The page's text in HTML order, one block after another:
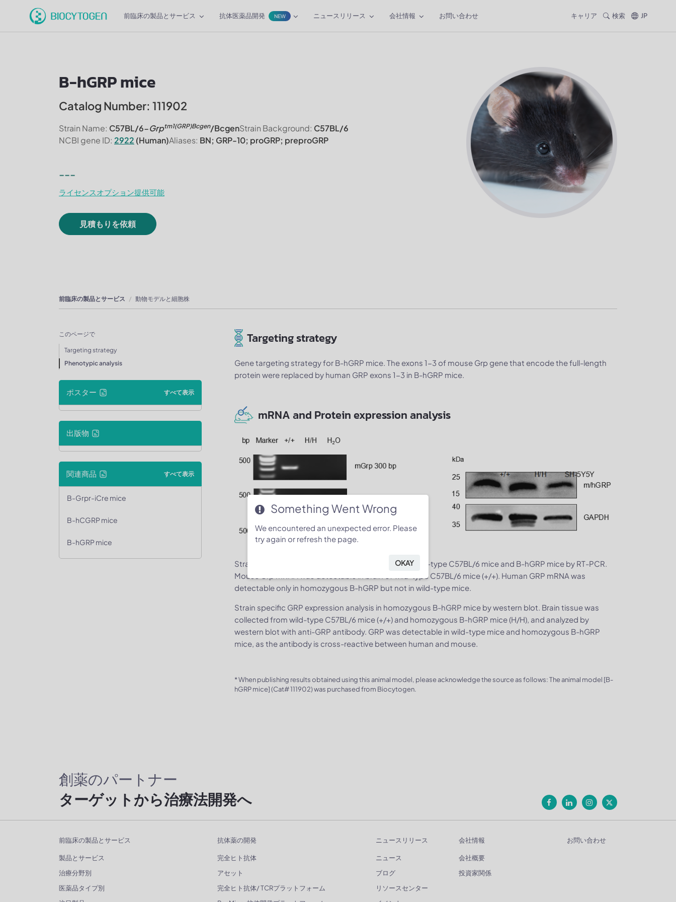
前臨床の製品とサービス 抗体医薬品開発 NEW ニュースリリース 会社情報 お問い合わせ キャリア 検索 JP
B-hGRP mice
Catalog Number: 111902
Strain Name: C57BL/6-Grptm1(GRP)Bcgen/BcgenStrain Background: C57BL/6
NCBI gene ID: 2922 (Human)Aliases: BN; GRP-10; proGRP; preproGRP
---
ライセンスオプション提供可能
見積もりを依頼
前臨床の製品とサービス 動物モデルと細胞株
このページで
Targeting strategy
Phenotypic analysis
ポスター すべて表示
出版物
関連商品 すべて表示
B-Grpr-iCre mice
B-hCGRP mice
B-hGRP mice
Targeting strategy
Gene targeting strategy for B-hGRP mice. The exons 1-3 of mouse Grp gene that encode the full-length
protein were replaced by human GRP exons 1-3 in B-hGRP mice.
mRNA and Protein expression analysis
Strain specific analysis of GRP gene expression in wild-type C57BL/6 mice and B-hGRP mice by RT-PCR.
Mouse Grp mRNA was detectable in brain of wild-type C57BL/6 mice (+/+). Human GRP mRNA was
detectable only in homozygous B-hGRP but not in wild-type mice.
Strain specific GRP expression analysis in homozygous B-hGRP mice by western blot. Brain tissue was
collected from wild-type C57BL/6 mice (+/+) and homozygous B-hGRP mice (H/H), and analyzed by
western blot with anti-GRP antibody. GRP was detectable in wild-type mice and homozygous B-hGRP
mice, as the antibody is cross-reactive between human and mouse.
* When publishing results obtained using this animal model, please acknowledge the source as follows: The animal model [B-
hGRP mice] (Cat# 111902) was purchased from Biocytogen.
創薬のパートナー
ターゲットから治療法開発へ
前臨床の製品とサービス
製品とサービス
治療分野別
医薬品タイプ別
抗体薬の開発
完全ヒト抗体
アセット
完全ヒト抗体/ TCRプラットフォーム
ニュースリリース
ニュース
ブログ
リソースセンター
会社情報
会社概要
投資家関係
お問い合わせ
Something Went Wrong
We encountered an unexpected error. Please
try again or refresh the page.
OKAY